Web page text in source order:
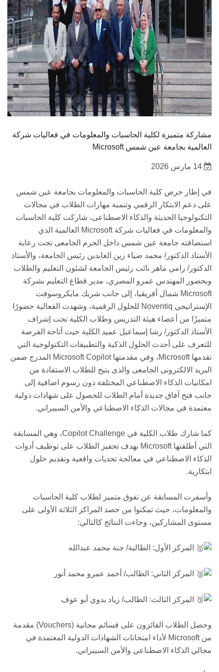
مشاركة متميزة لكلية الحاسبات والمعلومات في فعاليات شركة
Microsoft العالمية بجامعة عين شمس
في إطار حرص كلية الحاسبات والمعلومات بجامعة عين شمس
على دعم الابتكار الرقمي وتنمية مهارات الطلاب في مجالات
التكنولوجيا الحديثة والذكاء الاصطناعى، شاركت كلية الحاسبات
والمعلومات في فعاليات شركة Microsoft العالمية الذي
استضافته جامعة عين شمس داخل الحرم الجامعى تحت رعاية
الأستاذ الدكتور/ محمد ضياء زين العابدين رئيس الجامعة، والأستاذ
الدكتور/ رامي ماهر نائب رئيس الجامعة لشئون التعليم والطلاب
وبحضور المهندس عمرو المصري، مدير قطاع التعليم بشركة
Microsoft شمال أفريقيا، إلى جانب شريك مايكروسوفت
الإستراتيجي Noventiq للحلول الرقمية، وشهدت الفعالية حضورًا
متميزًا من أعضاء هيئة التدريس وطلاب الكلية تحت إشراف
الأستاذ الدكتور/ رشا إسماعيل عميد الكلية حيث أتاحة الفرصة
للتعرف على أحدث الحلول الذكية والتطبيقات التكنولوجية التي
تقدمها Microsoft، وفي مقدمتها Microsoft Copilot المدرج ضمن
البريد الالكترونى الجامعى والذى يتيح للطلاب الاستفادة من
امكانيات الذكاء الاصطناعي المختلفة دون رسوم اضافية إلى
جانب فتح آفاق جديدة أمام الطلاب للحصول على شهادات دولية
معتمدة في مجالات الذكاء الاصطناعي والأمن السيبراني.
كما شارك طلاب الكلية في Copilot Challenge، وهي المسابقة
التي أطلقتها Microsoft بهدف تحفيز الطلاب على توظيف أدوات
الذكاء الاصطناعي في معالجة تحديات واقعية وتقديم حلول
ابتكارية.
وأسفرت المسابقة عن تفوق متميز لطلاب كلية الحاسبات
والمعلومات، حيث تمكنوا من حصد المراكز الثلاثة الأولى على
مستوى المشاركين، وجاءت النتائج كالتالي:
المركز الأول: الطالبة/ جنة محمد عبدالله
المركز الثاني: الطالب/ أحمد عمرو محمد أنور
المركز الثالث: الطالب/ زياد بدوي أبو عوف
وحصل الطلاب الفائزون على قسائم مجانية (Vouchers) مقدمة
من Microsoft لأداء امتحانات الشهادات الدولية المعتمدة في
مجالي الذكاء الاصطناعي والأمن السيبراني.